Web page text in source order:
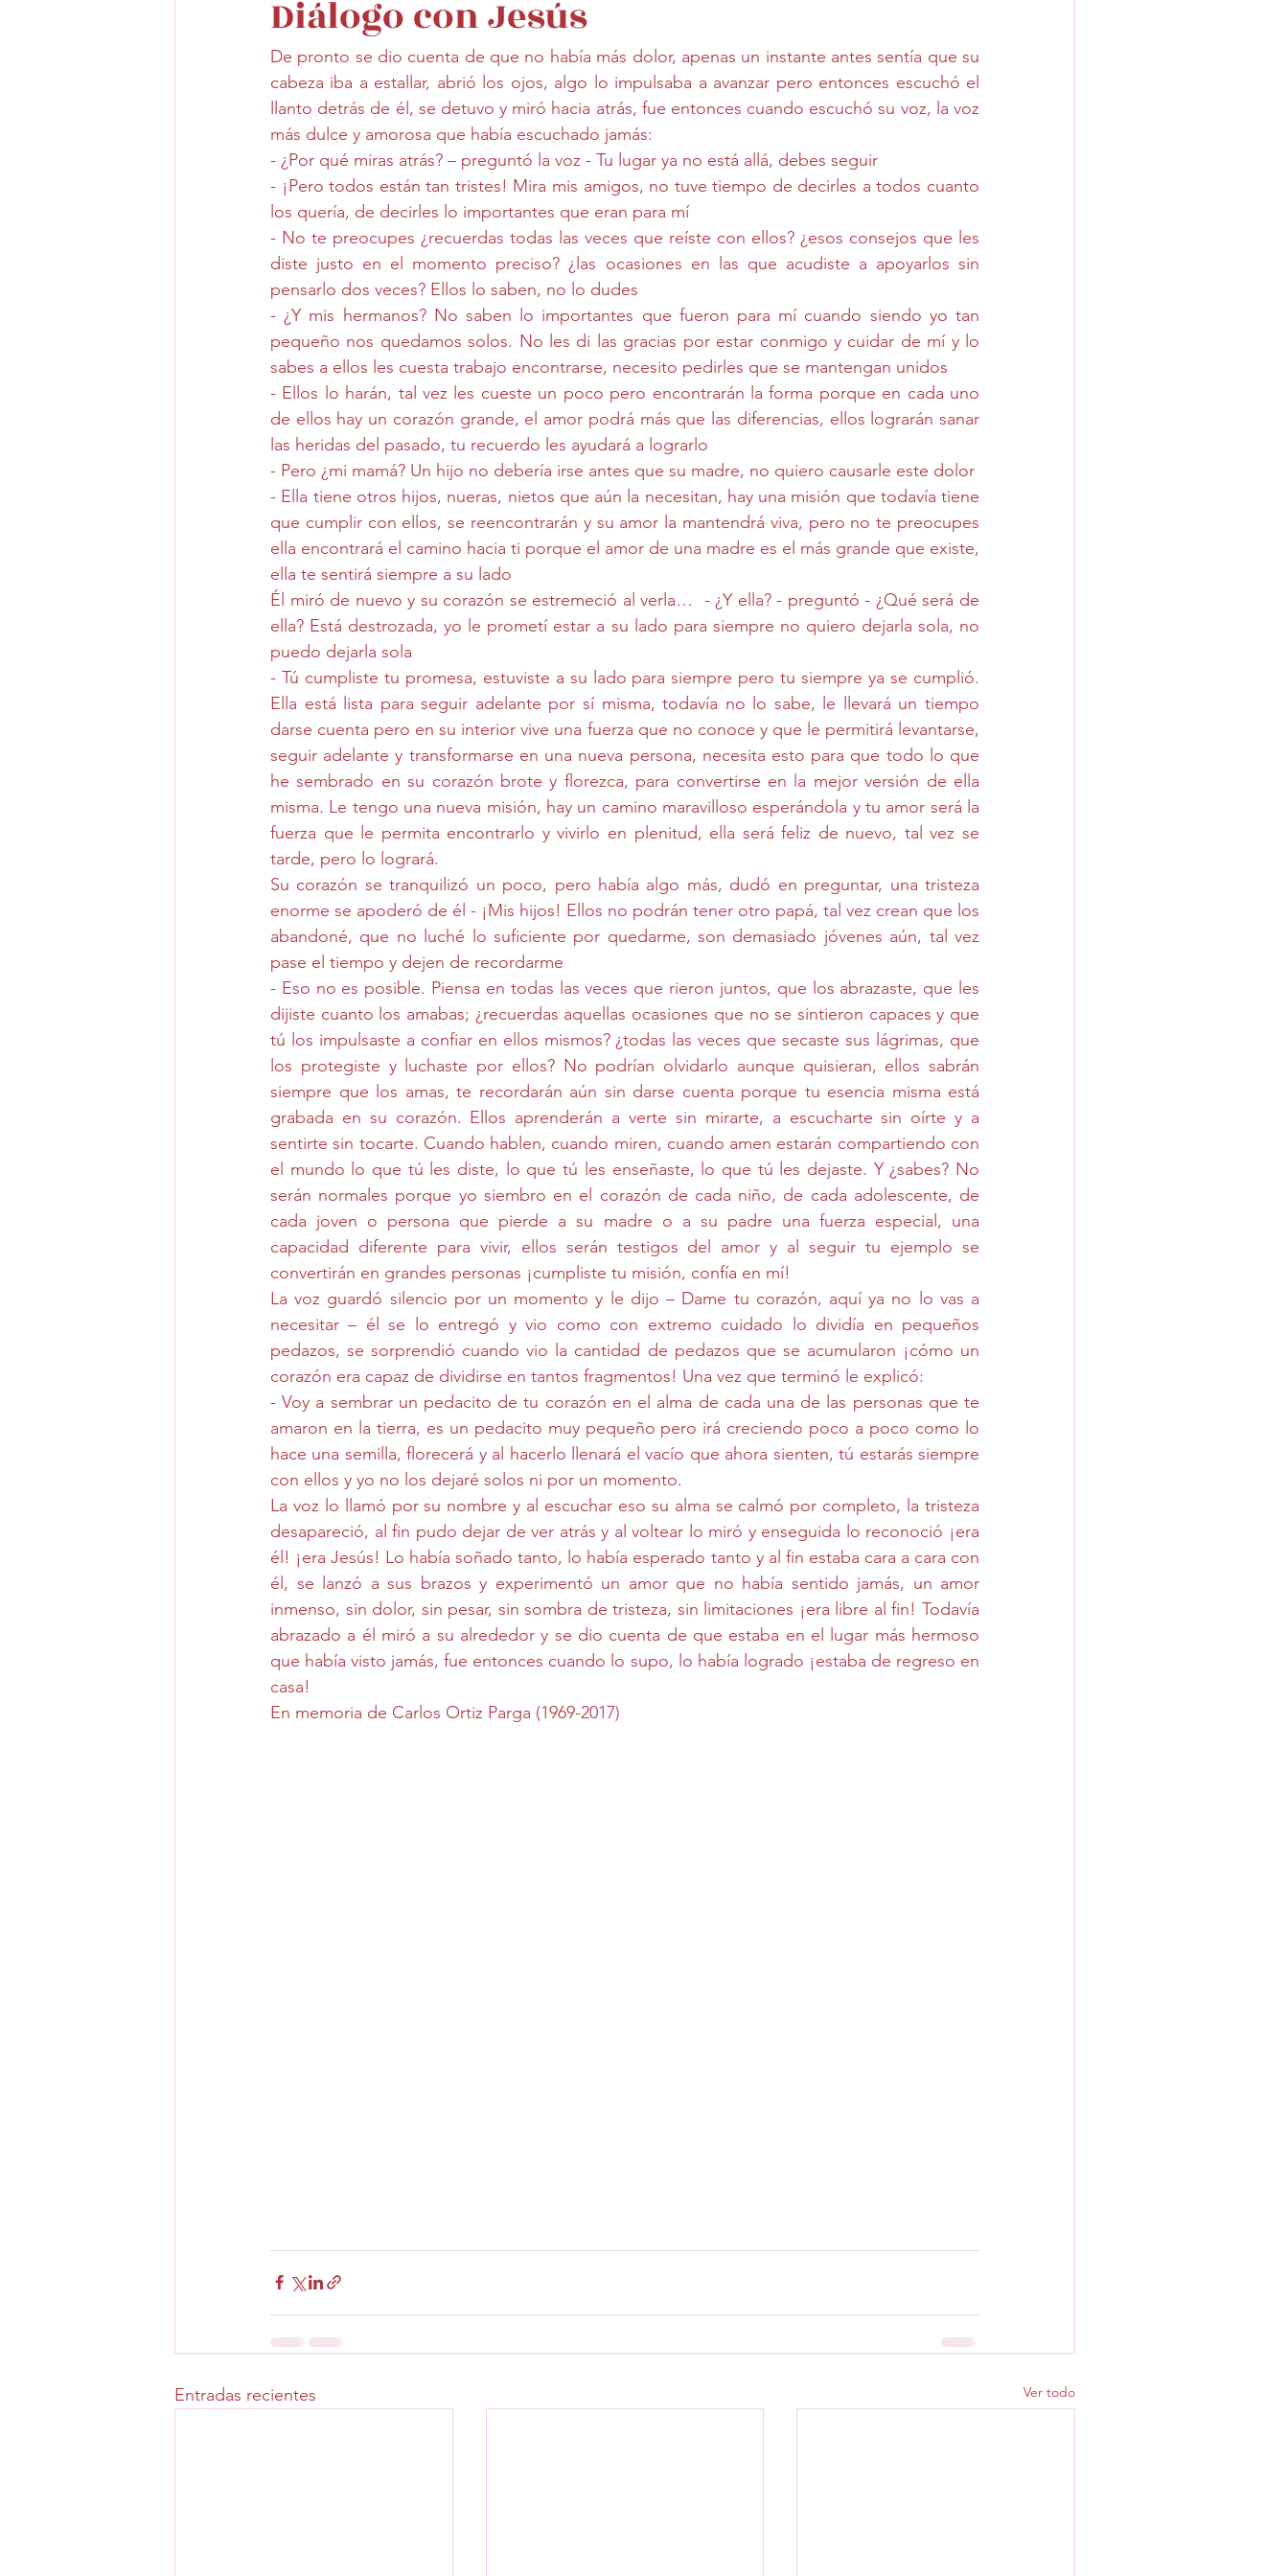
Diálogo con Jesús
De pronto se dio cuenta de que no había más dolor, apenas un instante antes sentía que su
cabeza iba a estallar, abrió los ojos, algo lo impulsaba a avanzar pero entonces escuchó el
llanto detrás de él, se detuvo y miró hacia atrás, fue entonces cuando escuchó su voz, la voz
más dulce y amorosa que había escuchado jamás:
- ¿Por qué miras atrás? – preguntó la voz - Tu lugar ya no está allá, debes seguir
- ¡Pero todos están tan tristes! Mira mis amigos, no tuve tiempo de decirles a todos cuanto
los quería, de decirles lo importantes que eran para mí
- No te preocupes ¿recuerdas todas las veces que reíste con ellos? ¿esos consejos que les
diste justo en el momento preciso? ¿las ocasiones en las que acudiste a apoyarlos sin
pensarlo dos veces? Ellos lo saben, no lo dudes
- ¿Y mis hermanos? No saben lo importantes que fueron para mí cuando siendo yo tan
pequeño nos quedamos solos. No les di las gracias por estar conmigo y cuidar de mí y lo
sabes a ellos les cuesta trabajo encontrarse, necesito pedirles que se mantengan unidos
- Ellos lo harán, tal vez les cueste un poco pero encontrarán la forma porque en cada uno
de ellos hay un corazón grande, el amor podrá más que las diferencias, ellos lograrán sanar
las heridas del pasado, tu recuerdo les ayudará a lograrlo
- Pero ¿mi mamá? Un hijo no debería irse antes que su madre, no quiero causarle este dolor
- Ella tiene otros hijos, nueras, nietos que aún la necesitan, hay una misión que todavía tiene
que cumplir con ellos, se reencontrarán y su amor la mantendrá viva, pero no te preocupes
ella encontrará el camino hacia ti porque el amor de una madre es el más grande que existe,
ella te sentirá siempre a su lado
Él miró de nuevo y su corazón se estremeció al verla…  - ¿Y ella? - preguntó - ¿Qué será de
ella? Está destrozada, yo le prometí estar a su lado para siempre no quiero dejarla sola, no
puedo dejarla sola
- Tú cumpliste tu promesa, estuviste a su lado para siempre pero tu siempre ya se cumplió.
Ella está lista para seguir adelante por sí misma, todavía no lo sabe, le llevará un tiempo
darse cuenta pero en su interior vive una fuerza que no conoce y que le permitirá levantarse,
seguir adelante y transformarse en una nueva persona, necesita esto para que todo lo que
he sembrado en su corazón brote y florezca, para convertirse en la mejor versión de ella
misma. Le tengo una nueva misión, hay un camino maravilloso esperándola y tu amor será la
fuerza que le permita encontrarlo y vivirlo en plenitud, ella será feliz de nuevo, tal vez se
tarde, pero lo logrará.
Su corazón se tranquilizó un poco, pero había algo más, dudó en preguntar, una tristeza
enorme se apoderó de él - ¡Mis hijos! Ellos no podrán tener otro papá, tal vez crean que los
abandoné, que no luché lo suficiente por quedarme, son demasiado jóvenes aún, tal vez
pase el tiempo y dejen de recordarme
- Eso no es posible. Piensa en todas las veces que rieron juntos, que los abrazaste, que les
dijiste cuanto los amabas; ¿recuerdas aquellas ocasiones que no se sintieron capaces y que
tú los impulsaste a confiar en ellos mismos? ¿todas las veces que secaste sus lágrimas, que
los protegiste y luchaste por ellos? No podrían olvidarlo aunque quisieran, ellos sabrán
siempre que los amas, te recordarán aún sin darse cuenta porque tu esencia misma está
grabada en su corazón. Ellos aprenderán a verte sin mirarte, a escucharte sin oírte y a
sentirte sin tocarte. Cuando hablen, cuando miren, cuando amen estarán compartiendo con
el mundo lo que tú les diste, lo que tú les enseñaste, lo que tú les dejaste. Y ¿sabes? No
serán normales porque yo siembro en el corazón de cada niño, de cada adolescente, de
cada joven o persona que pierde a su madre o a su padre una fuerza especial, una
capacidad diferente para vivir, ellos serán testigos del amor y al seguir tu ejemplo se
convertirán en grandes personas ¡cumpliste tu misión, confía en mí!
La voz guardó silencio por un momento y le dijo – Dame tu corazón, aquí ya no lo vas a
necesitar – él se lo entregó y vio como con extremo cuidado lo dividía en pequeños
pedazos, se sorprendió cuando vio la cantidad de pedazos que se acumularon ¡cómo un
corazón era capaz de dividirse en tantos fragmentos! Una vez que terminó le explicó:
- Voy a sembrar un pedacito de tu corazón en el alma de cada una de las personas que te
amaron en la tierra, es un pedacito muy pequeño pero irá creciendo poco a poco como lo
hace una semilla, florecerá y al hacerlo llenará el vacío que ahora sienten, tú estarás siempre
con ellos y yo no los dejaré solos ni por un momento.
La voz lo llamó por su nombre y al escuchar eso su alma se calmó por completo, la tristeza
desapareció, al fin pudo dejar de ver atrás y al voltear lo miró y enseguida lo reconoció ¡era
él! ¡era Jesús! Lo había soñado tanto, lo había esperado tanto y al fin estaba cara a cara con
él, se lanzó a sus brazos y experimentó un amor que no había sentido jamás, un amor
inmenso, sin dolor, sin pesar, sin sombra de tristeza, sin limitaciones ¡era libre al fin! Todavía
abrazado a él miró a su alrededor y se dio cuenta de que estaba en el lugar más hermoso
que había visto jamás, fue entonces cuando lo supo, lo había logrado ¡estaba de regreso en
casa!
En memoria de Carlos Ortiz Parga (1969-2017)
Entradas recientes Ver todo